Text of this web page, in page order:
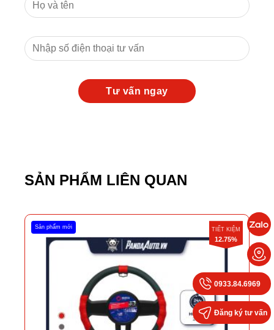
SẢN PHẨM LIÊN QUAN
Sản phẩm mới TIẾT KIỆM
12.75%
0933.84.6969
Đăng ký tư vấn